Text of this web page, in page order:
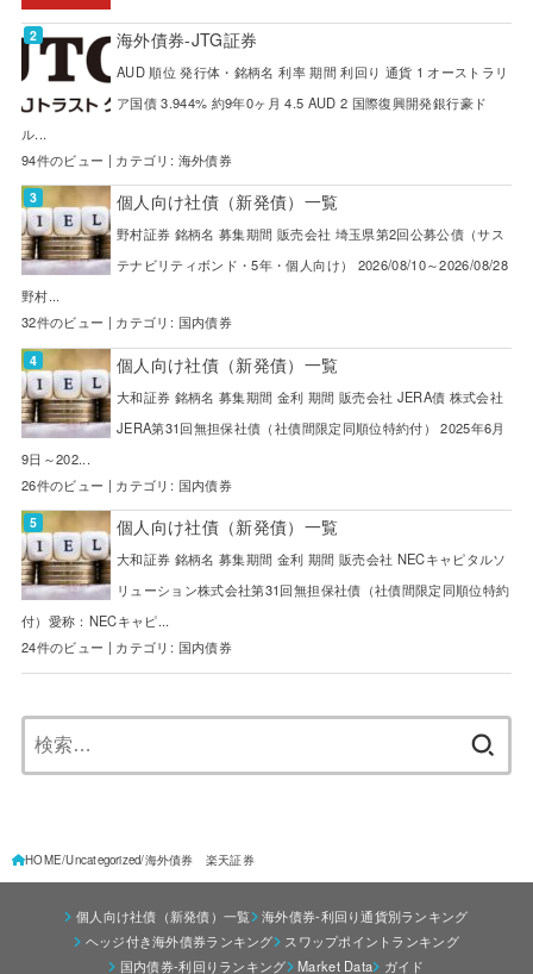
海外債券-JTG証券
AUD 順位 発行体・銘柄名 利率 期間 利回り 通貨 1 オーストラリ
ア国債 3.944% 約9年0ヶ月 4.5 AUD 2 国際復興開発銀行豪ド
ル...
94件のビュー | カテゴリ: 海外債券
個人向け社債（新発債）一覧
野村証券 銘柄名 募集期間 販売会社 埼玉県第2回公募公債（サス
テナビリティボンド・5年・個人向け） 2026/08/10～2026/08/28
野村...
32件のビュー | カテゴリ: 国内債券
個人向け社債（新発債）一覧
大和証券 銘柄名 募集期間 金利 期間 販売会社 JERA債 株式会社
JERA第31回無担保社債（社債間限定同順位特約付） 2025年6月
9日～202...
26件のビュー | カテゴリ: 国内債券
個人向け社債（新発債）一覧
大和証券 銘柄名 募集期間 金利 期間 販売会社 NECキャピタルソ
リューション株式会社第31回無担保社債（社債間限定同順位特約
付）愛称：NECキャピ...
24件のビュー | カテゴリ: 国内債券
HOME Uncategorized 海外債券 楽天証券
個人向け社債（新発債）一覧
海外債券-利回り通貨別ランキング
ヘッジ付き海外債券ランキング
スワップポイントランキング
国内債券-利回りランキング
Market Data ガイド